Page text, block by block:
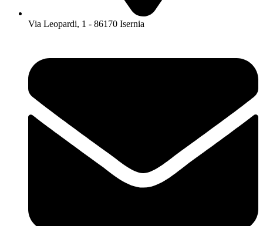
Via Leopardi, 1 - 86170 Isernia